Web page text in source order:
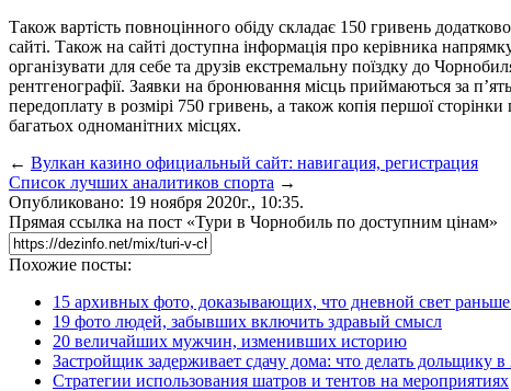
Також вартість повноцінного обіду складає 150 гривень
сайті. Також на сайті доступна інформація про керівника
організувати для себе та друзів екстремальну поїздку до
рентгенографії. Заявки на бронювання місць приймаються за
передоплату в розмірі 750 гривень, а також копія першої
багатьох одноманітних місцях.
← Вулкан казино официальный сайт: навигация, регистрация
Список лучших аналитиков спорта →
Опубликовано: 19 ноября 2020г., 10:35.
Прямая ссылка на пост «Тури в Чорнобиль по доступним цінам»
Похожие посты:
15 архивных фото, доказывающих, что дневной свет
19 фото людей, забывших включить здравый смысл
20 величайших мужчин, изменивших историю
Застройщик задерживает сдачу дома: что делать дольщику
Стратегии использования шатров и тентов на мероприятиях